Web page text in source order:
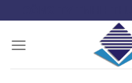
qua
nội